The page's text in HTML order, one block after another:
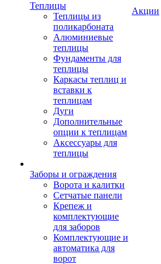
Теплицы
Теплицы из
поликарбоната
Алюминиевые
теплицы
Фундаменты для
теплицы
Каркасы теплиц и
вставки к
теплицам
Дуги
Дополнительные
опции к теплицам
Аксессуары для
теплицы
Заборы и ограждения
Ворота и калитки
Сетчатые панели
Крепеж и
комплектующие
для заборов
Комплектующие и
автоматика для
ворот
Акции